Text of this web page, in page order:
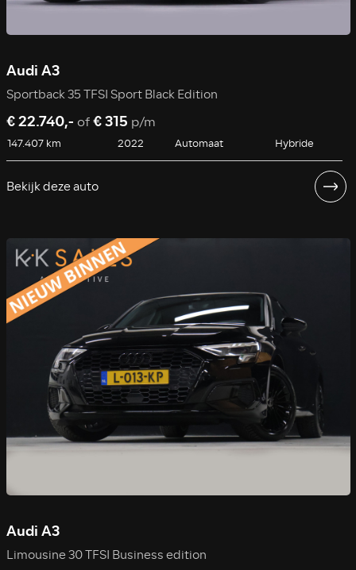
Audi A3
Sportback 35 TFSI Sport Black Edition
€ 22.740,- of€ 315 p/m
147.407 km 2022 Automaat Hybride
Bekijk deze auto
Audi A3
Limousine 30 TFSI Business edition